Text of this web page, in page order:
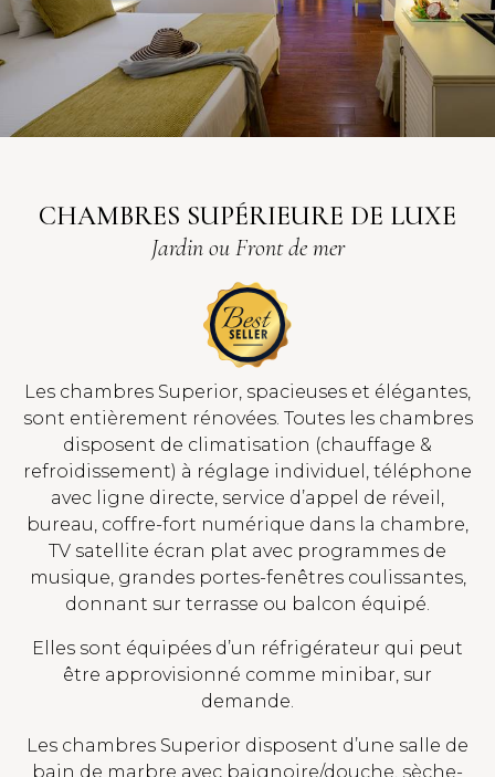
CHAMBRES SUPÉRIEURE DE LUXE
Jardin ou Front de mer
Les chambres Superior, spacieuses et élégantes,
sont entièrement rénovées. Toutes les chambres
disposent de climatisation (chauffage &
refroidissement) à réglage individuel, téléphone
avec ligne directe, service d’appel de réveil,
bureau, coffre-fort numérique dans la chambre,
TV satellite écran plat avec programmes de
musique, grandes portes-fenêtres coulissantes,
donnant sur terrasse ou balcon équipé.
Elles sont équipées d’un réfrigérateur qui peut
être approvisionné comme minibar, sur
demande.
Les chambres Superior disposent d’une salle de
bain de marbre avec baignoire/douche, sèche-